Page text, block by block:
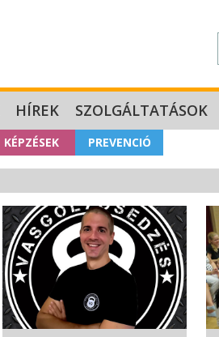
HÍREK SZOLGÁLTATÁSOK
KÉPZÉSEK PREVENCIÓ